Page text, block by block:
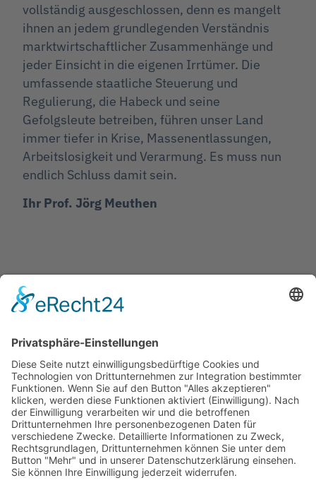
vollständig ausgeschlossen, denn es mangelt
ihnen an jedem grundlegenden Verständnis
marktwirtschaftlicher Zusammenhänge und
jeder Einsicht in die eigenen Irrtümer. Die
umfassende staatliche Steuerung und
Regulierung, die Habeck und seine
Gefolgsleute betreiben, führen unser Land
immer tiefer in Krise, Massenentlassungen,
Arbeitslosigkeit und Verarmung. Es muss nun
endlich Schluss damit sein.
Ihr Prof. Jörg Meuthen
Jetzt teilen
Facebook Twitter
Pinterest WhatsApp Telegram
XING Email